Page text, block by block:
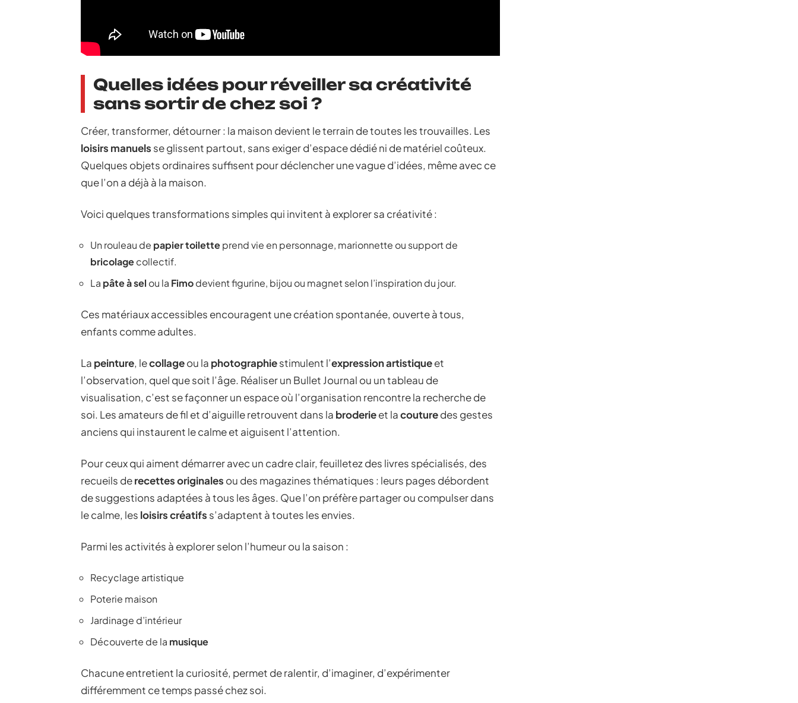
Quelles idées pour réveiller sa créativité
sans sortir de chez soi ?
Créer, transformer, détourner : la maison devient le terrain de toutes les trouvailles. Les
loisirs manuels se glissent partout, sans exiger d’espace dédié ni de matériel coûteux.
Quelques objets ordinaires suffisent pour déclencher une vague d’idées, même avec ce
que l’on a déjà à la maison.
Voici quelques transformations simples qui invitent à explorer sa créativité :
Un rouleau de papier toiletteprend vie en personnage, marionnette ou support de
bricolagecollectif.
La pâte à sel ou la Fimodevient figurine, bijou ou magnet selon l’inspiration du jour.
Ces matériaux accessibles encouragent une création spontanée, ouverte à tous,
enfants comme adultes.
La peinture, lecollageou la photographiestimulent l’expression artistiqueet
l’observation, quel que soit l’âge. Réaliser un Bullet Journal ou un tableau de
visualisation, c’est se façonner un espace où l’organisation rencontre la recherche de
soi. Les amateurs de fil et d’aiguille retrouvent dans la broderieet lacouturedes gestes
anciens qui instaurent le calme et aiguisent l’attention.
Pour ceux qui aiment démarrer avec un cadre clair, feuilletez des livres spécialisés, des
recueils derecettes originales ou des magazines thématiques : leurs pages débordent
de suggestions adaptées à tous les âges. Que l’on préfère partager ou compulser dans
le calme, les loisirs créatifs s’adaptent à toutes les envies.
Parmi les activités à explorer selon l’humeur ou la saison :
Recyclage artistique
Poterie maison
Jardinage d’intérieur
Découverte de la musique
Chacune entretient la curiosité, permet de ralentir, d’imaginer, d’expérimenter
différemment ce temps passé chez soi.